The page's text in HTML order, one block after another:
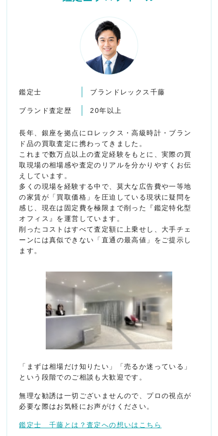
鑑定士 ブランドレックス千藤
ブランド査定歴 20年以上
長年、銀座を拠点にロレックス・高級時計・ブラン
ド品の買取査定に携わってきました。
これまで数万点以上の査定経験をもとに、実際の買
取現場の相場感や査定のリアルを分かりやすくお伝
えしています。
多くの現場を経験する中で、莫大な広告費や一等地
の家賃が「買取価格」を圧迫している現状に疑問を
感じ、現在は固定費を極限まで削った『鑑定特化型
オフィス』を運営しています。
削ったコストはすべて査定額に上乗せし、大手チェ
ーンには真似できない「直通の最高値」をご提示し
ます。
「まずは相場だけ知りたい」「売るか迷っている」
という段階でのご相談も大歓迎です。
無理な勧誘は一切ございませんので、プロの視点が
必要な際はお気軽にお声がけください。
鑑定士 千藤とは？査定への想いはこちら